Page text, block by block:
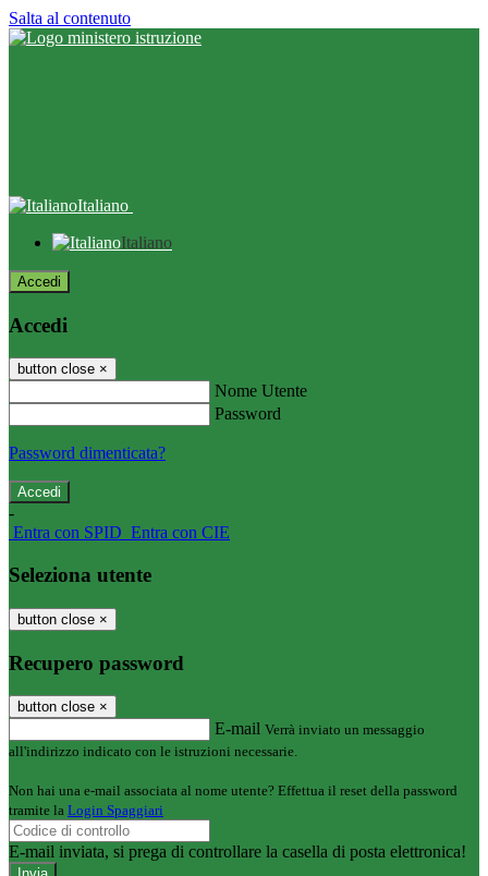
Salta al contenuto
Italiano
Italiano
Accedi
Accedi
button close ×
Nome Utente
Password
Password dimenticata?
-
Entra con SPID Entra con CIE
Seleziona utente
button close ×
Recupero password
button close ×
E-mail Verrà inviato un messaggio
all'indirizzo indicato con le istruzioni necessarie.
Non hai una e-mail associata al nome utente? Effettua il reset della password
tramite la Login Spaggiari
E-mail inviata, si prega di controllare la casella di posta elettronica!